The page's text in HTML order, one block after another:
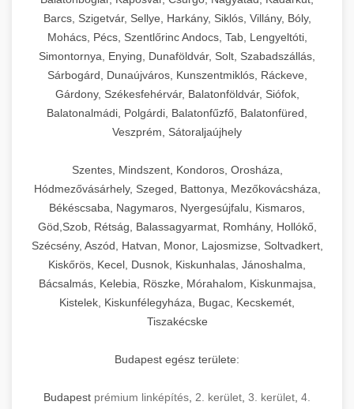
Barcs, Szigetvár, Sellye, Harkány, Siklós, Villány, Bóly,
Mohács, Pécs, Szentlőrinc Andocs, Tab, Lengyeltóti,
Simontornya, Enying, Dunaföldvár, Solt, Szabadszállás,
Sárbogárd, Dunaújváros, Kunszentmiklós, Ráckeve,
Gárdony, Székesfehérvár, Balatonföldvár, Siófok,
Balatonalmádi, Polgárdi, Balatonfűzfő, Balatonfüred,
Veszprém, Sátoraljaújhely
Szentes, Mindszent, Kondoros, Orosháza,
Hódmezővásárhely, Szeged, Battonya, Mezőkovácsháza,
Békéscsaba, Nagymaros, Nyergesújfalu, Kismaros,
Göd,Szob, Rétság, Balassagyarmat, Romhány, Hollókő,
Szécsény, Aszód, Hatvan, Monor, Lajosmizse, Soltvadkert,
Kiskőrös, Kecel, Dusnok, Kiskunhalas, Jánoshalma,
Bácsalmás, Kelebia, Röszke, Mórahalom, Kiskunmajsa,
Kistelek, Kiskunfélegyháza, Bugac, Kecskemét,
Tiszakécske
Budapest egész területe:
Budapest prémium linképítés 2. kerület 3. kerület 4.